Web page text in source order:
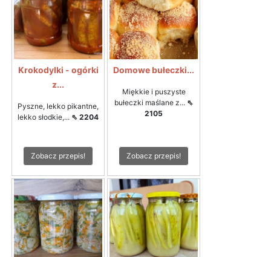
Krokodylki - ogórki
z...
Pyszne, lekko pikantne,
lekko słodkie,... ⇖ 2204
Zobacz przepis!
Domowe bułeczki...
Miękkie i puszyste
bułeczki maślane z... ⇖
2105
Zobacz przepis!